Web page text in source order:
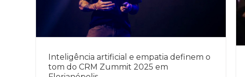
Inteligência artificial e empatia definem o
tom do CRM Zummit 2025 em